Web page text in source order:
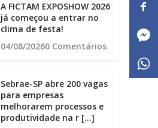
A FICTAM EXPOSHOW 2026
já começou a entrar no
clima de festa!
04/08/20260 Comentários
Sebrae-SP abre 200 vagas
para empresas
melhorarem processos e
produtividade na r [...]